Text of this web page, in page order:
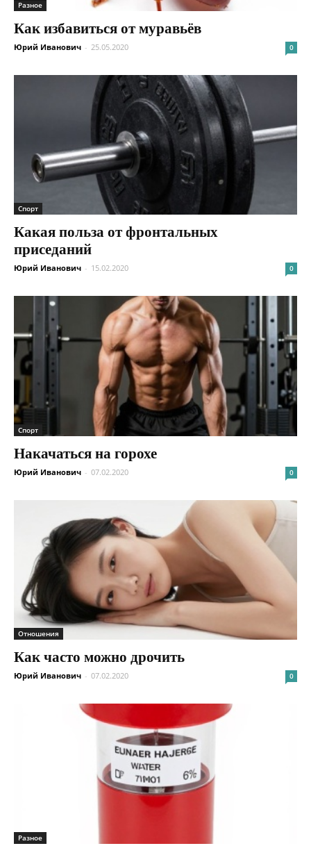
Разное
Как избавиться от муравьёв
Юрий Иванович - 25.05.2020 0
Спорт
Какая польза от фронтальных
приседаний
Юрий Иванович - 15.02.2020 0
Спорт
Накачаться на горохе
Юрий Иванович - 07.02.2020 0
Отношения
Как часто можно дрочить
Юрий Иванович - 07.02.2020 0
Разное